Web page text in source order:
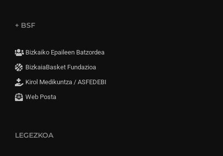
+ BSF
Bizkaiko Epaileen Batzordea
BizkaiaBasket Fundazioa
Kirol Medikuntza / ASFEDEBI
Web Posta
LEGEZKOA